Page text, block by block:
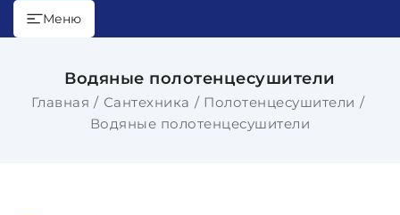
Меню
Водяные полотенцесушители
Главная Сантехника
Полотенцесушители
Водяные полотенцесушители